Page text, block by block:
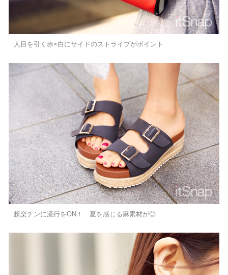
人目を引く赤×白にサイドのストライプがポイント
超楽チンに流行をON！ 夏を感じる麻素材が◎